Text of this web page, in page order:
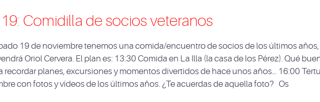
Comidilla de socios veteranos
19 de noviembre tenemos una comida/encuentro de socios de los últimos años,
Oriol Cervera. El plan es: 13:30 Comida en La Illa (la casa de los Pérez). Qué
recordar planes, excursiones y momentos divertidos de hace unos años… 16:00
con fotos y vídeos de los últimos años. ¿Te acuerdas de aquella foto? Os